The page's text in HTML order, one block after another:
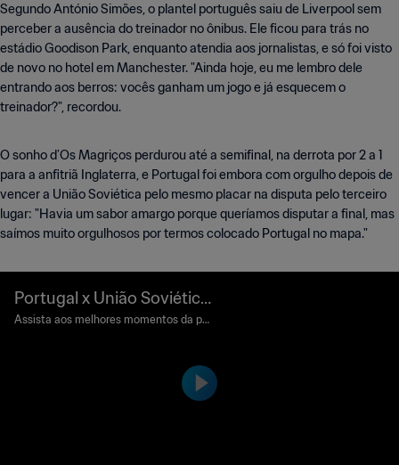
Segundo António Simões, o plantel português saiu de Liverpool sem
perceber a ausência do treinador no ônibus. Ele ficou para trás no
estádio Goodison Park, enquanto atendia aos jornalistas, e só foi visto
de novo no hotel em Manchester. "Ainda hoje, eu me lembro dele
entrando aos berros: vocês ganham um jogo e já esquecem o
treinador?", recordou.
O sonho d’Os Magriços perdurou até a semifinal, na derrota por 2 a 1
para a anfitriã Inglaterra, e Portugal foi embora com orgulho depois de
vencer a União Soviética pelo mesmo placar na disputa pelo terceiro
lugar: "Havia um sabor amargo porque queríamos disputar a final, mas
saímos muito orgulhosos por termos colocado Portugal no mapa."
Portugal x União Soviética
| Disputa pelo terceiro luga
1966, na Inglaterra | Melho
Assista aos melhores momentos da par
dia 28 de julho de 1966, quinta-feira.